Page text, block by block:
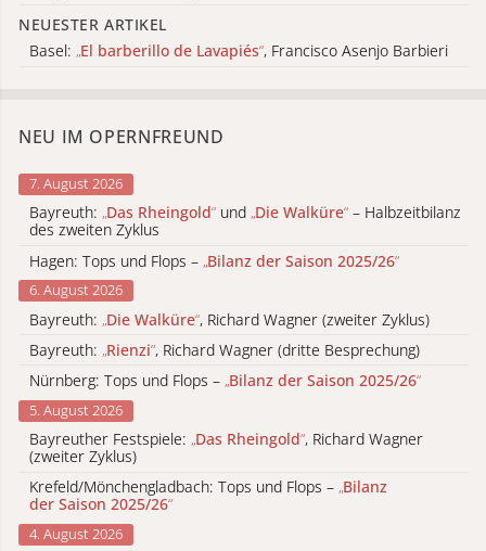
NEUESTER ARTIKEL
Basel: „El barberillo de Lavapiés“, Francisco Asenjo Barbieri
NEU IM OPERNFREUND
7. August 2026
Bayreuth: „Das Rheingold“ und „Die Walküre“ – Halbzeitbilanz
des zweiten Zyklus
Hagen: Tops und Flops – „Bilanz der Saison 2025/26“
6. August 2026
Bayreuth: „Die Walküre“, Richard Wagner (zweiter Zyklus)
Bayreuth: „Rienzi“, Richard Wagner (dritte Besprechung)
Nürnberg: Tops und Flops – „Bilanz der Saison 2025/26“
5. August 2026
Bayreuther Festspiele: „Das Rheingold“, Richard Wagner
(zweiter Zyklus)
Krefeld/Mönchengladbach: Tops und Flops – „Bilanz
der Saison 2025/26“
4. August 2026